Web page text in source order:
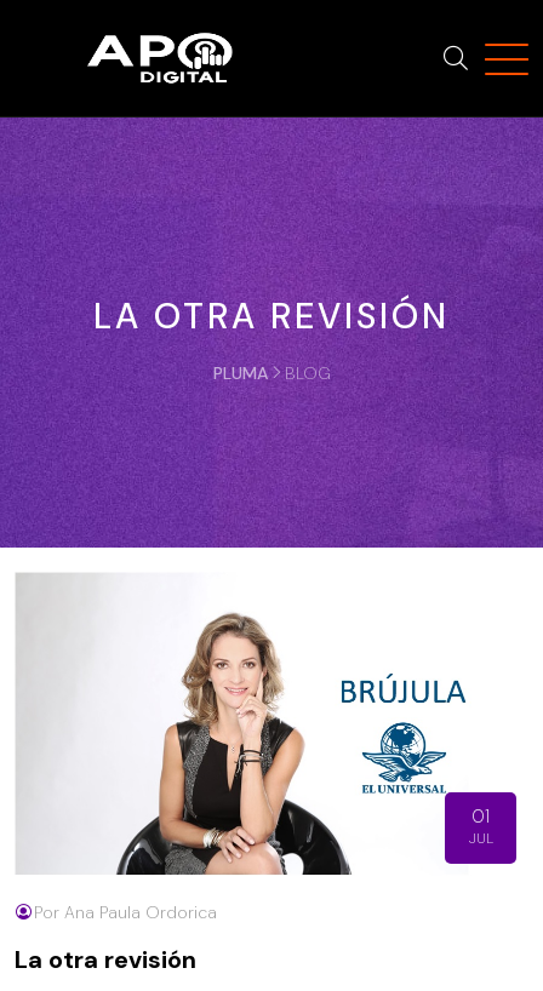
LA OTRA REVISIÓN
PLUMA BLOG
01
JUL
Por Ana Paula Ordorica
La otra revisión